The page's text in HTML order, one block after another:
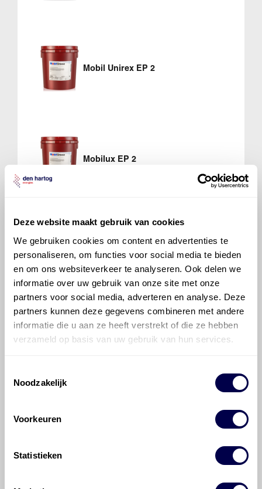
Deze website maakt gebruik van cookies
We gebruiken cookies om content en advertenties te
personaliseren, om functies voor social media te bieden
en om ons websiteverkeer te analyseren. Ook delen we
informatie over uw gebruik van onze site met onze
partners voor social media, adverteren en analyse. Deze
partners kunnen deze gegevens combineren met andere
informatie die u aan ze heeft verstrekt of die ze hebben
verzameld op basis van uw gebruik van hun services.
Noodzakelijk
Voorkeuren
Statistieken
Mobil Unirex EP 2
Mobilux EP 2
Veelgestelde vragen over
de Takeuchi
Rupsgraafmachines
Welke motorolie adviseert Den Hartog
voor de Takeuchi Rupsgraafmachines
Hoeveel motorolie gaat er in een
worden bij een Takeuchi